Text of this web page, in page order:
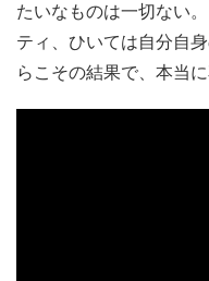
たいなものは一切ない
ティ、ひいては自分自
らこその結果で、本当